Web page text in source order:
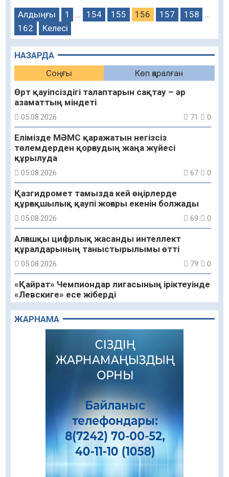
НАЗАРДА
Соңғы
Көп қаралған
Өрт қауіпсіздігі талаптарын сақтау – әр
азаматтың міндеті
05.08.2026 71 0
Елімізде МӘМС қаражатын негізсіз
төлемдерден қорғаудың жаңа жүйесі
құрылуда
05.08.2026 67 0
Қазгидромет тамызда кей өңірлерде
құрғақшылық қаупі жоғары екенін болжады
05.08.2026 69 0
Алғашқы цифрлық жасанды интеллект
құралдарының таныстырылымы өтті
05.08.2026 79 0
«Қайрат» Чемпиондар лигасының іріктеуінде
«Левскиге» есе жіберді
05.08.2026 71 0
«Ұлттық нақыш – заманауи панно» атты
шеберлік сағаты өтті
05.08.2026
Цифрландыру саласын дамыту аясында
салынатын жаңа орталықтың жобасы
Құқықтық статистика және арнайы есепке
алу жөніндегі комитеттің Қызылорда
облысы бойынша департаментінің басшысы
тағайындалды
04.08.2026
ЖАРНАМА
Алдыңғы 1 … 154 155 156 157 158 …
162
Келесі